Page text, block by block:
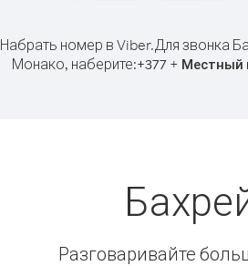
Набрать номер в Viber.Для звонка
Монако, наберите:+377+ Местный
Разговаривайте